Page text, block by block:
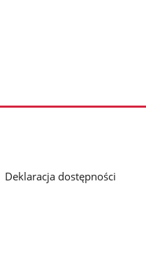
Deklaracja dostępności